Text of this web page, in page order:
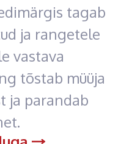
tagab
ja rangetele
vastava
tõstab müüja
ja parandab